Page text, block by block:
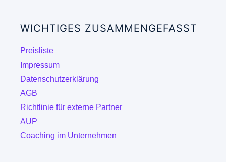
Optionen
gewählt
WICHTIGES ZUSAMMENGEFASST
Preisliste
Impressum
Datenschutzerklärung
AGB
Richtlinie für externe Partner
AUP
Coaching im Unternehmen